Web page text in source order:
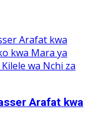
Arafat kwa